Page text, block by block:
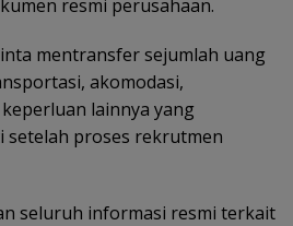
resmi perusahaan.
mentransfer sejumlah uang
akomodasi,
lainnya yang
setelah proses rekrutmen
seluruh informasi resmi terkait